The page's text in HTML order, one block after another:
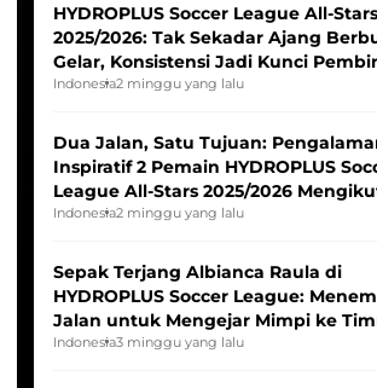
HYDROPLUS Soccer League All-Stars
2025/2026: Tak Sekadar Ajang
Gelar, Konsistensi Jadi Kunci
Indonesia2 minggu yang lalu
Dua Jalan, Satu Tujuan:
Inspiratif 2 Pemain HYDROPLUS
League All-Stars 2025/2026
Seleksi Timnas Indonesia Putri
Indonesia2 minggu yang lalu
Sepak Terjang Albianca Raula di
HYDROPLUS Soccer League:
Jalan untuk Mengejar Mimpi ke
Indonesia Putri
Indonesia3 minggu yang lalu